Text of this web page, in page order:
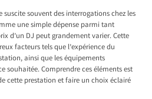
souvent des interrogations chez les
une simple dépense parmi tant
d’un DJ peut grandement varier. Cette
facteurs tels que l’expérience du
ainsi que les équipements
souhaitée. Comprendre ces éléments est
cette prestation et faire un choix éclairé